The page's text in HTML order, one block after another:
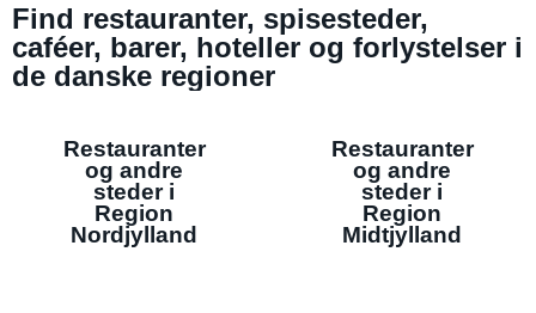
Find restauranter, spisesteder,
caféer, barer, hoteller og forlystelser i
de danske regioner
Restauranter
og andre
steder i
Region
Nordjylland
Restauranter
og andre
steder i
Region
Midtjylland